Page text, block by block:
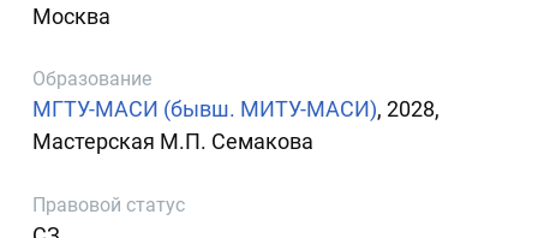
Москва
Образование
МГТУ-МАСИ (бывш. МИТУ-МАСИ), 2028,
Мастерская М.П. Семакова
Правовой статус